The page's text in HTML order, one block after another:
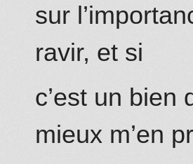
sur
ravir, et si
c’est un bien
mieux m’en